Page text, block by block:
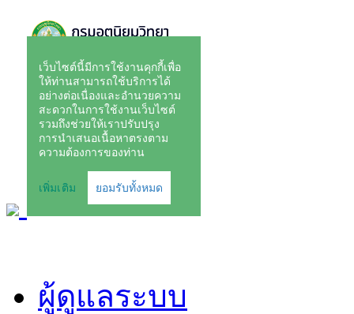
ผู้ดูแลระบบ